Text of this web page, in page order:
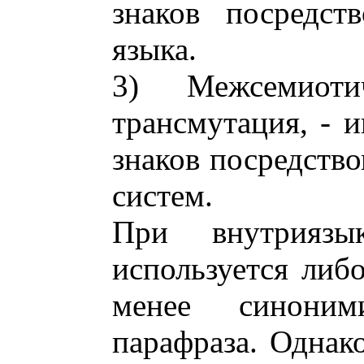
знаков
языка.
3)
трансмутация, -
знаков
систем.
При
используется
менее
парафраза.